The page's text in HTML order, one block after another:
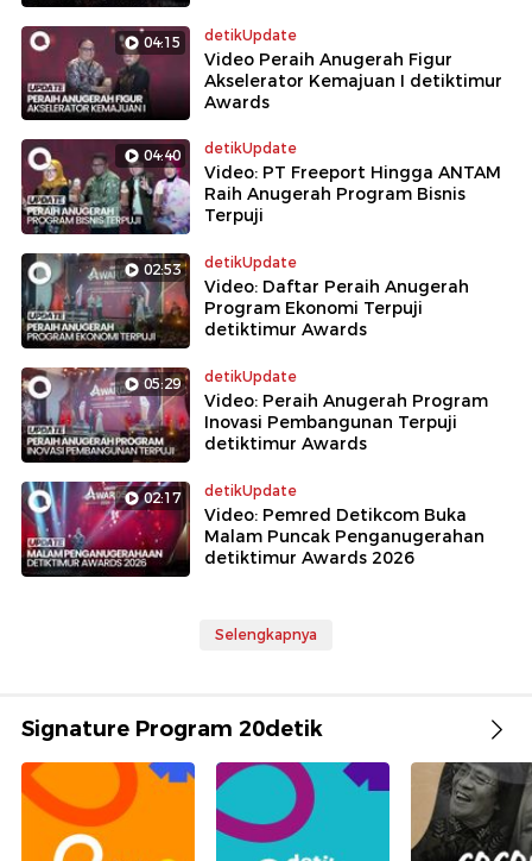
04:15 detikUpdate
Video Peraih Anugerah Figur
Akselerator Kemajuan I detiktimur
Awards
04:40 detikUpdate
Video: PT Freeport Hingga ANTAM
Raih Anugerah Program Bisnis
Terpuji
02:53 detikUpdate
Video: Daftar Peraih Anugerah
Program Ekonomi Terpuji
detiktimur Awards
05:29 detikUpdate
Video: Peraih Anugerah Program
Inovasi Pembangunan Terpuji
detiktimur Awards
02:17 detikUpdate
Video: Pemred Detikcom Buka
Malam Puncak Penganugerahan
detiktimur Awards 2026
Selengkapnya
Signature Program 20detik